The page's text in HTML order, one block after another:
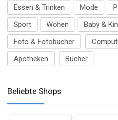
Essen & Trinken Mode
Sport
Wohen
Baby &
Foto & Fotobücher
Apotheken
Bücher
Beliebte Shops